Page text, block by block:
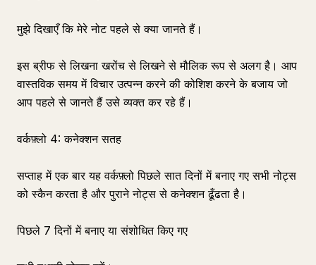
मुझे दिखाएँ कि मेरे नोट पहले से क्या जानते हैं।
इस ब्रीफ से लिखना खरोंच से लिखने से मौलिक रूप से अलग है। आप
वास्तविक समय में विचार उत्पन्न करने की कोशिश करने के बजाय जो
आप पहले से जानते हैं उसे व्यक्त कर रहे हैं।
वर्कफ़्लो 4: कनेक्शन सतह
सप्ताह में एक बार यह वर्कफ़्लो पिछले सात दिनों में बनाए गए सभी नोट्स
को स्कैन करता है और पुराने नोट्स से कनेक्शन ढूँढता है।
पिछले 7 दिनों में बनाए या संशोधित किए गए